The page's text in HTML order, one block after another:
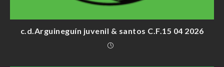
c.d.Arguineguín juvenil & santos C.F.15 04 2026